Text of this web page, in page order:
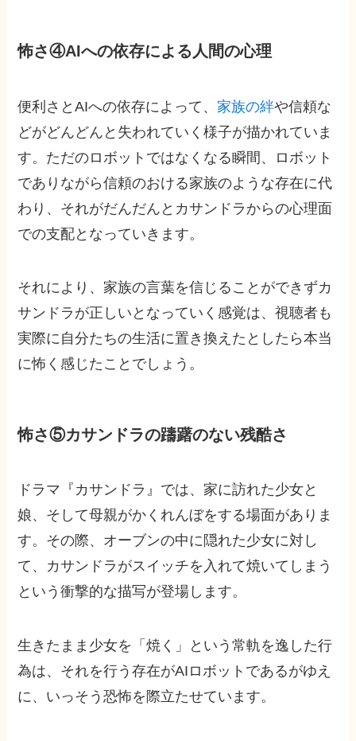
怖さ④AIへの依存による人間の心理
便利さとAIへの依存によって、 家族の絆や信頼な
どがどんどんと失われていく様子が描かれていま
す。ただのロボットではなくなる瞬間、ロボット
でありながら信頼のおける家族のような存在に代
わり、それがだんだんとカサンドラからの心理面
での支配となっていきます。
それにより、家族の言葉を信じることができずカ
サンドラが正しいとなっていく感覚は、視聴者も
実際に自分たちの生活に置き換えたとしたら本当
に怖く感じたことでしょう。
怖さ⑤カサンドラの躊躇のない残酷さ
ドラマ『カサンドラ』では、家に訪れた少女と
娘、そして母親がかくれんぼをする場面がありま
す。その際、オーブンの中に隠れた少女に対し
て、カサンドラがスイッチを入れて焼いてしまう
という衝撃的な描写が登場します。
生きたまま少女を「焼く」という常軌を逸した行
為は、それを行う存在がAIロボットであるがゆえ
に、いっそう恐怖を際立たせています。